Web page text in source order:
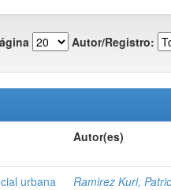
Autor/Registro:
Autor(es)
urbana Ramirez Kuri,